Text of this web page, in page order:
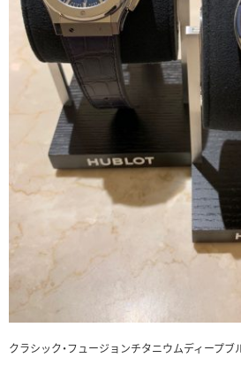
クラシック・フュージョンチタニウムディープブ